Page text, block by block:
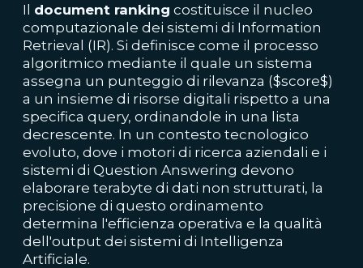
Il document ranking costituisce il nucleo
computazionale dei sistemi di Information
Retrieval (IR). Si definisce come il processo
algoritmico mediante il quale un sistema
assegna un punteggio di rilevanza ($score$)
a un insieme di risorse digitali rispetto a una
specifica query, ordinandole in una lista
decrescente. In un contesto tecnologico
evoluto, dove i motori di ricerca aziendali e i
sistemi di Question Answering devono
elaborare terabyte di dati non strutturati, la
precisione di questo ordinamento
determina l'efficienza operativa e la qualità
dell'output dei sistemi di Intelligenza
Artificiale.